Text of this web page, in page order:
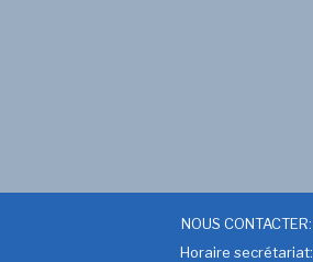
NOUS CONTACTER:
Horaire secrétariat: